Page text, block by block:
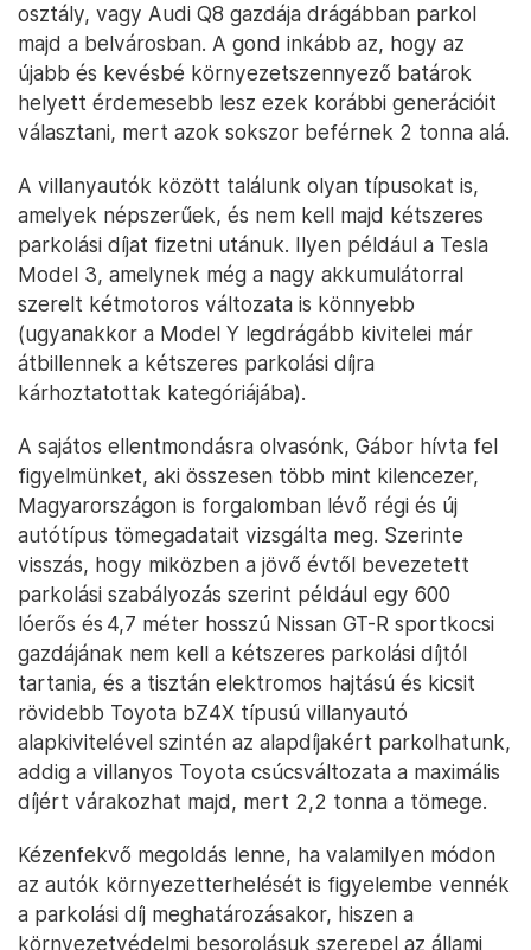
osztály, vagy Audi Q8 gazdája drágábban parkol
majd a belvárosban. A gond inkább az, hogy az
újabb és kevésbé környezetszennyező batárok
helyett érdemesebb lesz ezek korábbi generációit
választani, mert azok sokszor beférnek 2 tonna alá.
A villanyautók között találunk olyan típusokat is,
amelyek népszerűek, és nem kell majd kétszeres
parkolási díjat fizetni utánuk. Ilyen például a Tesla
Model 3, amelynek még a nagy akkumulátorral
szerelt kétmotoros változata is könnyebb
(ugyanakkor a Model Y legdrágább kivitelei már
átbillennek a kétszeres parkolási díjra
kárhoztatottak kategóriájába).
A sajátos ellentmondásra olvasónk, Gábor hívta fel
figyelmünket, aki összesen több mint kilencezer,
Magyarországon is forgalomban lévő régi és új
autótípus tömegadatait vizsgálta meg. Szerinte
visszás, hogy miközben a jövő évtől bevezetett
parkolási szabályozás szerint például egy 600
lóerős és 4,7 méter hosszú Nissan GT-R sportkocsi
gazdájának nem kell a kétszeres parkolási díjtól
tartania, és a tisztán elektromos hajtású és kicsit
rövidebb Toyota bZ4X típusú villanyautó
alapkivitelével szintén az alapdíjakért parkolhatunk,
addig a villanyos Toyota csúcsváltozata a maximális
díjért várakozhat majd, mert 2,2 tonna a tömege.
Kézenfekvő megoldás lenne, ha valamilyen módon
az autók környezetterhelését is figyelembe vennék
a parkolási díj meghatározásakor, hiszen a
környezetvédelmi besorolásuk szerepel az állami